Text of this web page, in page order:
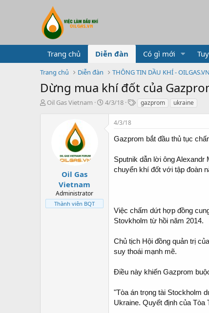
Trang chủ Diễn đàn Có gì mới
Trang chủ Diễn đàn THÔNG TIN DẦU KHÍ - OILGAS.VN
Dừng mua khí đốt của
T
e
r
Oil Gas Vietnam
N
4/3/18
T
ó
gazprom ukraine
Oil Gas
Vietnam
Administrator
Thành viên BQT
4/3/18
Gazprom bắt đầu thủ tục
Sputnik dẫn lời ông Alexandr
chuyển khí đốt với tập đoàn
Việc chấm dứt hợp đồng
Stovkholm từ hồi năm 2014.
Chủ tịch Hội đồng quản trị
suy thoái mạnh mẽ.
Điều này khiến Gazprom
"Tòa án trọng tài Stockholm
Ukraine. Quyết định của